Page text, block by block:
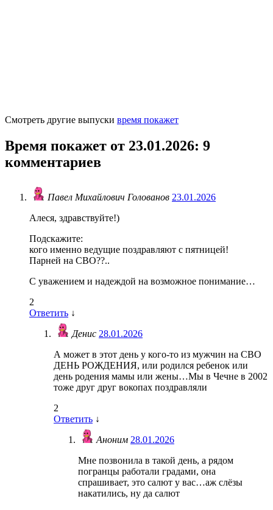
Смотреть другие выпуски время покажет
Время покажет от 23.01.2026: 9
комментариев
Павел Михайлович Голованов 23.01.2026
Алеся, здравствуйте!)
Подскажите:
кого именно ведущие поздравляют с пятницей!
Парней на СВО??..
С уважением и надеждой на возможное понимание…
2
Ответить ↓
Денис 28.01.2026
А может в этот день у кого-то из мужчин на СВО
ДЕНЬ РОЖДЕНИЯ, или родился ребенок или
день родения мамы или жены…Мы в Чечне в 2002
тоже друг друг вокопах поздравляли
2
Ответить ↓
Аноним 28.01.2026
Мне позвонила в такой день, а рядом
погранцы работали градами, она
спрашивает, это салют у вас…аж слёзы
накатились, ну да салют